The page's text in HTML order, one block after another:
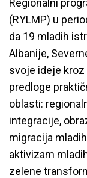
Regionalni
(RYLMP) u
da 19 mladih
Albanije,
svoje ideje
predloge
oblasti:
integracije,
migracija
aktivizam
zelene